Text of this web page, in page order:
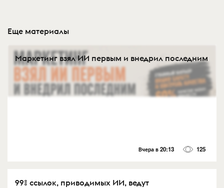
Еще материалы
Маркетинг взял ИИ первым и внедрил последним
Вчера в 20:13 125
99% ссылок, приводимых ИИ, ведут